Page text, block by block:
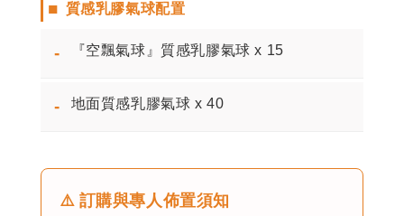
■ 質感乳膠氣球配置
- 『空飄氣球』質感乳膠氣球 x 15
- 地面質感乳膠氣球 x 40
⚠️ 訂購與專人佈置須知